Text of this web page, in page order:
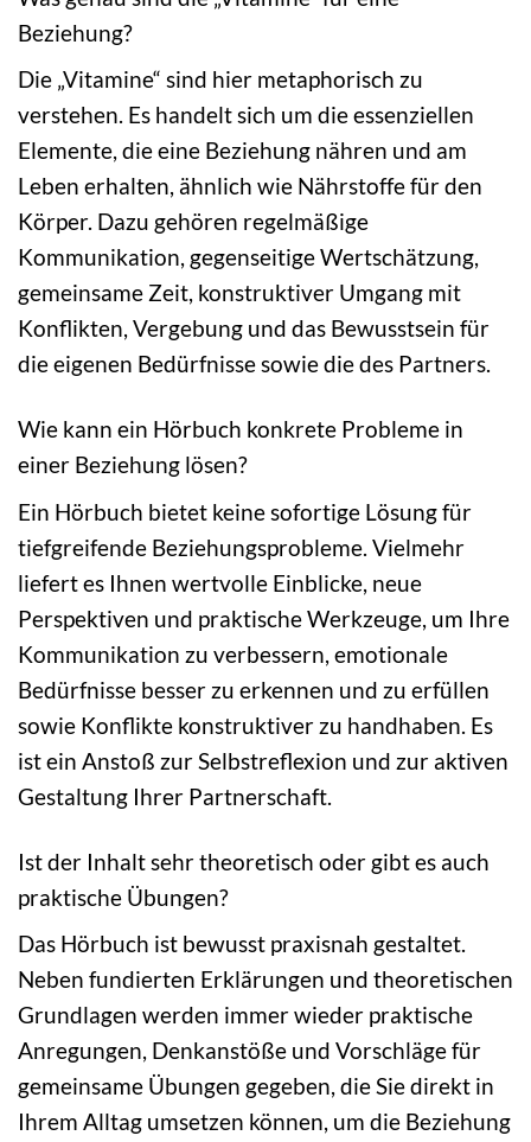
Beziehung?
Die „Vitamine“ sind hier metaphorisch zu
verstehen. Es handelt sich um die essenziellen
Elemente, die eine Beziehung nähren und am
Leben erhalten, ähnlich wie Nährstoffe für den
Körper. Dazu gehören regelmäßige
Kommunikation, gegenseitige Wertschätzung,
gemeinsame Zeit, konstruktiver Umgang mit
Konflikten, Vergebung und das Bewusstsein für
die eigenen Bedürfnisse sowie die des Partners.
Wie kann ein Hörbuch konkrete Probleme in
einer Beziehung lösen?
Ein Hörbuch bietet keine sofortige Lösung für
tiefgreifende Beziehungsprobleme. Vielmehr
liefert es Ihnen wertvolle Einblicke, neue
Perspektiven und praktische Werkzeuge, um Ihre
Kommunikation zu verbessern, emotionale
Bedürfnisse besser zu erkennen und zu erfüllen
sowie Konflikte konstruktiver zu handhaben. Es
ist ein Anstoß zur Selbstreflexion und zur aktiven
Gestaltung Ihrer Partnerschaft.
Ist der Inhalt sehr theoretisch oder gibt es auch
praktische Übungen?
Das Hörbuch ist bewusst praxisnah gestaltet.
Neben fundierten Erklärungen und theoretischen
Grundlagen werden immer wieder praktische
Anregungen, Denkanstöße und Vorschläge für
gemeinsame Übungen gegeben, die Sie direkt in
Ihrem Alltag umsetzen können, um die Beziehung